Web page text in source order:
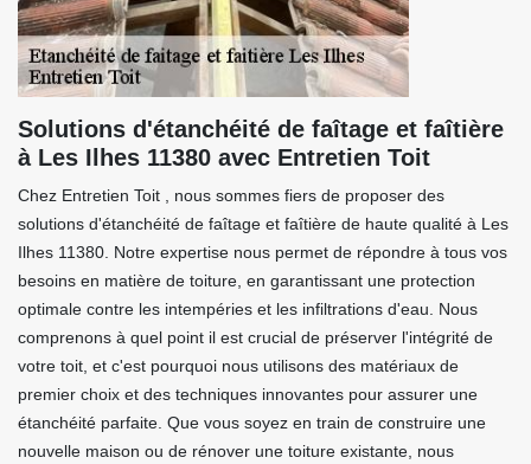
Solutions d'étanchéité de faîtage et faîtière
à Les Ilhes 11380 avec Entretien Toit
Chez Entretien Toit , nous sommes fiers de proposer des
solutions d'étanchéité de faîtage et faîtière de haute qualité à Les
Ilhes 11380. Notre expertise nous permet de répondre à tous vos
besoins en matière de toiture, en garantissant une protection
optimale contre les intempéries et les infiltrations d'eau. Nous
comprenons à quel point il est crucial de préserver l'intégrité de
votre toit, et c'est pourquoi nous utilisons des matériaux de
premier choix et des techniques innovantes pour assurer une
étanchéité parfaite. Que vous soyez en train de construire une
nouvelle maison ou de rénover une toiture existante, nous